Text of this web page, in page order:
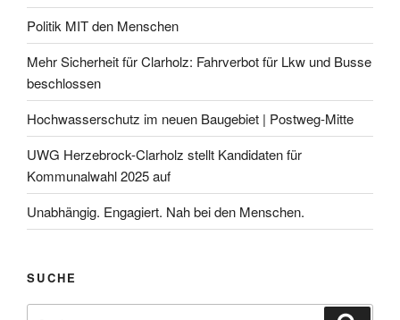
Politik MIT den Menschen
Mehr Sicherheit für Clarholz: Fahrverbot für Lkw und Busse
beschlossen
Hochwasserschutz im neuen Baugebiet | Postweg-Mitte
UWG Herzebrock-Clarholz stellt Kandidaten für
Kommunalwahl 2025 auf
Unabhängig. Engagiert. Nah bei den Menschen.
SUCHE